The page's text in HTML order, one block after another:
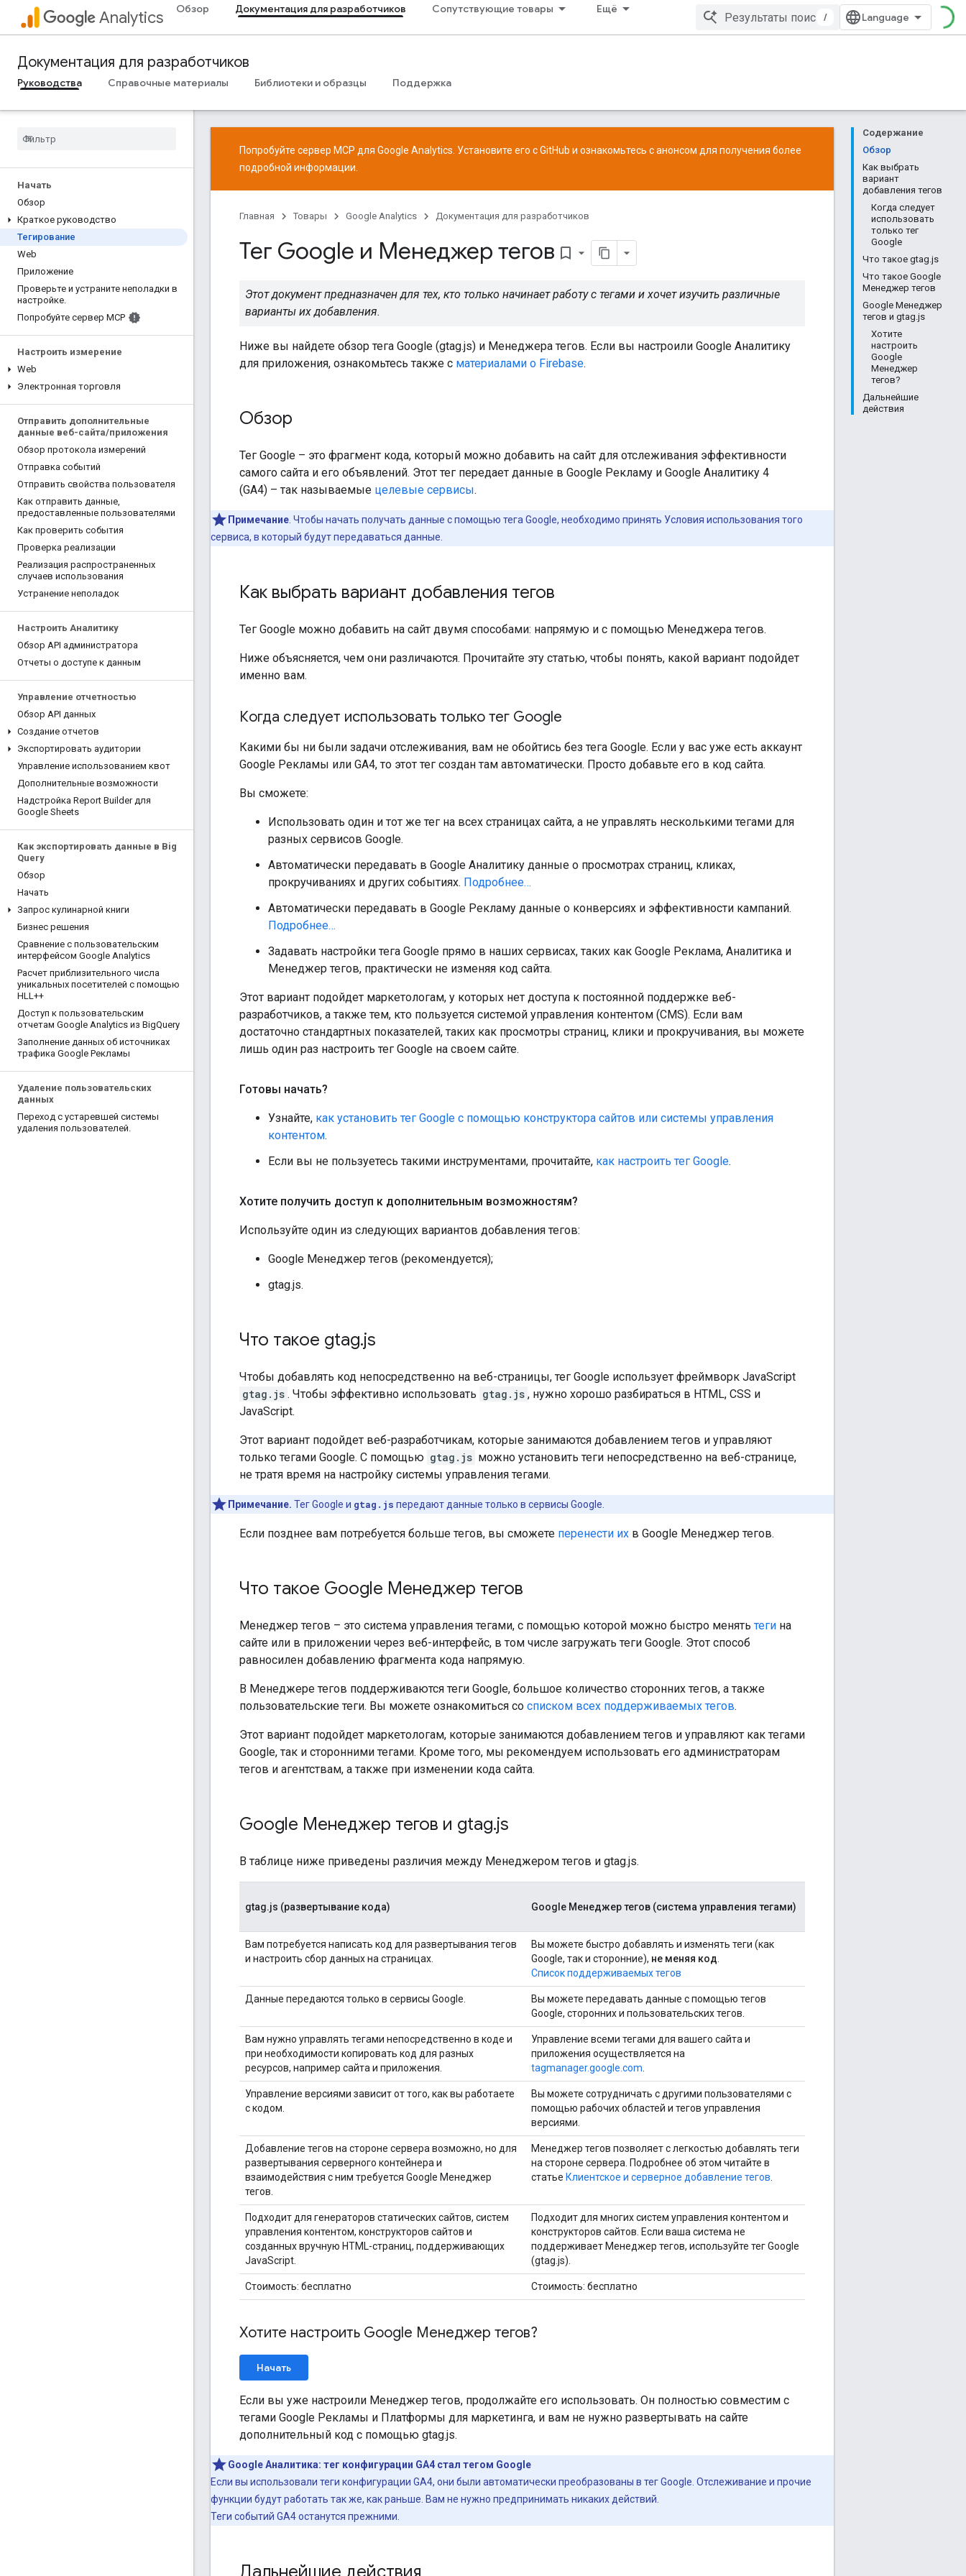
Analytics Обзор Документация для разработчиков Сопутствующие товары Ещё
/
Документация для разработчиков
Руководства Справочные материалы Библиотеки и образцы Поддержка
Начать
Обзор
Краткое руководство
Тегирование
Web
Приложение
Проверьте и устраните неполадки в
настройке.
Попробуйте сервер MCP
Настроить измерение
Web
Электронная торговля
Отправить дополнительные
данные веб-сайта/приложения
Обзор протокола измерений
Отправка событий
Отправить свойства пользователя
Как отправить данные,
предоставленные пользователями
Как проверить события
Проверка реализации
Реализация распространенных
случаев использования
Устранение неполадок
Настроить Аналитику
Обзор API администратора
Отчеты о доступе к данным
Управление отчетностью
Обзор API данных
Создание отчетов
Экспортировать аудитории
Управление использованием квот
Дополнительные возможности
Надстройка Report Builder для
Google Sheets
Как экспортировать данные в Big
Query
Обзор
Начать
Запрос кулинарной книги
Бизнес решения
Сравнение с пользовательским
интерфейсом Google Analytics
Расчет приблизительного числа
уникальных посетителей с помощью
HLL++
Доступ к пользовательским
отчетам Google Analytics из BigQuery
Заполнение данных об источниках
трафика Google Рекламы
Удаление пользовательских
данных
Переход с устаревшей системы
удаления пользователей.
Содержание
Обзор
Как выбрать
вариант
добавления тегов
Когда следует
использовать
только тег
Google
Что такое gtag.js
Что такое Google
Менеджер тегов
Google Менеджер
тегов и gtag.js
Хотите
настроить
Google
Менеджер
тегов?
Дальнейшие
действия
Попробуйте сервер MCP для Google Analytics. Установите его сGitHub и ознакомьтесь санонсом для получения более
подробной информации.
Главная Товары Google Analytics Документация для разработчиков
Тег Google и Менеджер тегов bookmark_border
Этот документ предназначен для тех, кто только начинает работу с тегами и хочет изучить различные
варианты их добавления.
Ниже вы найдете обзор тега Google (gtag.js) и Менеджера тегов. Если вы настроили Google Аналитику
для приложения, ознакомьтесь также с материалами о Firebase.
Обзор
Тег Google – это фрагмент кода, который можно добавить на сайт для отслеживания эффективности
самого сайта и его объявлений. Этот тег передает данные в Google Рекламу и Google Аналитику 4
(GA4) – так называемые целевые сервисы.
Примечание Чтобы начать получать данные с помощью тега Google, необходимо принять Условия использования того
сервиса, в который будут передаваться данные.
Как выбрать вариант добавления тегов
Тег Google можно добавить на сайт двумя способами: напрямую и с помощью Менеджера тегов.
Ниже объясняется, чем они различаются. Прочитайте эту статью, чтобы понять, какой вариант подойдет
именно вам.
Когда следует использовать только тег Google
Какими бы ни были задачи отслеживания, вам не обойтись без тега Google. Если у вас уже есть аккаунт
Google Рекламы или GA4, то этот тег создан там автоматически. Просто добавьте его в код сайта.
Вы сможете:
Использовать один и тот же тег на всех страницах сайта, а не управлять несколькими тегами для
разных сервисов Google.
Автоматически передавать в Google Аналитику данные о просмотрах страниц, кликах,
прокручиваниях и других событиях. Подробнее…
Автоматически передавать в Google Рекламу данные о конверсиях и эффективности кампаний.
Подробнее…
Задавать настройки тега Google прямо в наших сервисах, таких как Google Реклама, Аналитика и
Менеджер тегов, практически не изменяя код сайта.
Этот вариант подойдет маркетологам, у которых нет доступа к постоянной поддержке веб-
разработчиков, а также тем, кто пользуется системой управления контентом (CMS). Если вам
достаточно стандартных показателей, таких как просмотры страниц, клики и прокручивания, вы можете
лишь один раз настроить тег Google на своем сайте.
Готовы начать?
Узнайте, как установить тег Google с помощью конструктора сайтов или системы управления
контентом.
Если вы не пользуетесь такими инструментами, прочитайте, как настроить тег Google.
Хотите получить доступ к дополнительным возможностям?
Используйте один из следующих вариантов добавления тегов:
Google Менеджер тегов (рекомендуется);
gtag.js.
Что такое gtag.js
Чтобы добавлять код непосредственно на веб-страницы, тег Google использует фреймворк JavaScript
gtag.js . Чтобы эффективно использовать gtag.js , нужно хорошо разбираться в HTML, CSS и
JavaScript.
Этот вариант подойдет веб-разработчикам, которые занимаются добавлением тегов и управляют
только тегами Google. С помощью gtag.js можно установить теги непосредственно на веб-странице,
не тратя время на настройку системы управления тегами.
Примечание. Тег Google и gtag.js передают данные только в сервисы Google.
Если позднее вам потребуется больше тегов, вы сможете перенести их в Google Менеджер тегов.
Что такое Google Менеджер тегов
Менеджер тегов – это система управления тегами, с помощью которой можно быстро менять теги на
сайте или в приложении через веб-интерфейс, в том числе загружать теги Google. Этот способ
равносилен добавлению фрагмента кода напрямую.
В Менеджере тегов поддерживаются теги Google, большое количество сторонних тегов, а также
пользовательские теги. Вы можете ознакомиться со списком всех поддерживаемых тегов.
Этот вариант подойдет маркетологам, которые занимаются добавлением тегов и управляют как тегами
Google, так и сторонними тегами. Кроме того, мы рекомендуем использовать его администраторам
тегов и агентствам, а также при изменении кода сайта.
Google Менеджер тегов и gtag.js
В таблице ниже приведены различия между Менеджером тегов и gtag.js.
gtag.js (развертывание кода) Google Менеджер тегов (система управления тегами)
Вам потребуется написать код для развертывания тегов
и настроить сбор данных на страницах.
Вы можете быстро добавлять и изменять теги (как
Google, так и сторонние), не меняя код
Список поддерживаемых тегов
Данные передаются только в сервисы Google.
Вы можете передавать данные с помощью тегов
Google, сторонних и пользовательских тегов.
Вам нужно управлять тегами непосредственно в коде и
при необходимости копировать код для разных
ресурсов, например сайта и приложения.
Управление всеми тегами для вашего сайта и
приложения осуществляется на
tagmanager.google.com
Управление версиями зависит от того, как вы работаете
с кодом.
Вы можете сотрудничать с другими пользователями с
помощью рабочих областей и тегов управления
версиями.
Добавление тегов на стороне сервера возможно, но для
развертывания серверного контейнера и
взаимодействия с ним требуется Google Менеджер
тегов.
Менеджер тегов позволяет с легкостью добавлять теги
на стороне сервера. Подробнее об этом читайте в
статье Клиентское и серверное добавление тегов
Подходит для генераторов статических сайтов, систем
управления контентом, конструкторов сайтов и
созданных вручную HTML-страниц, поддерживающих
JavaScript.
Подходит для многих систем управления контентом и
конструкторов сайтов. Если ваша система не
поддерживает Менеджер тегов, используйте тег Google
(gtag.js).
Стоимость: бесплатно Стоимость: бесплатно
Хотите настроить Google Менеджер тегов?
Начать
Если вы уже настроили Менеджер тегов, продолжайте его использовать. Он полностью совместим с
тегами Google Рекламы и Платформы для маркетинга, и вам не нужно развертывать на сайте
дополнительный код с помощью gtag.js.
Google Аналитика: тег конфигурации GA4 стал тегом Google
Если вы использовали теги конфигурации GA4, они были автоматически преобразованы в тег Google. Отслеживание и прочие
функции будут работать так же, как раньше. Вам не нужно предпринимать никаких действий.
Теги событий GA4 останутся прежними.
Дальнейшие действия